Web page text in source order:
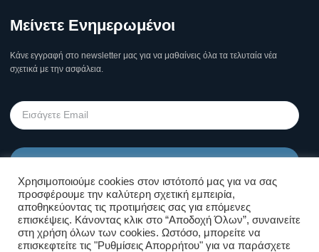
Μείνετε Ενημερωμένοι
Κάνε εγγραφή στο newsletter μας για να μαθαίνεις όλα τα τελυταία νέα
σχετικά με την ασφάλεια.
Όροι Χρήσης Σελίδας & Πολιτική
Απορρήτου
Χρησιμοποιούμε cookies στον ιστότοπό μας για να σας
προσφέρουμε την καλύτερη σχετική εμπειρία,
αποθηκεύοντας τις προτιμήσεις σας για επόμενες
επισκέψεις. Κάνοντας κλικ στο “Αποδοχή Όλων”, συναινείτε
στη χρήση όλων των cookies. Ωστόσο, μπορείτε να
επισκεφτείτε τις "Ρυθμίσεις Απορρήτου" για να παράσχετε